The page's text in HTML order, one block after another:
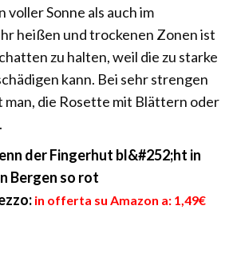
voller Sonne als auch im
heißen und trockenen Zonen ist
zu halten, weil die zu starke
kann. Bei sehr strengen
die Rosette mit Blättern oder
der Fingerhut bl&#252;ht in
Bergen so rot
in offerta su Amazon a: 1,49€